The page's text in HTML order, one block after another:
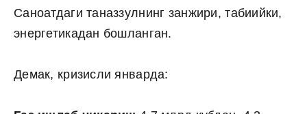
Саноатдаги таназзулнинг занжири, табиийки,
энергетикадан бошланган.
Демак, кризисли январда: